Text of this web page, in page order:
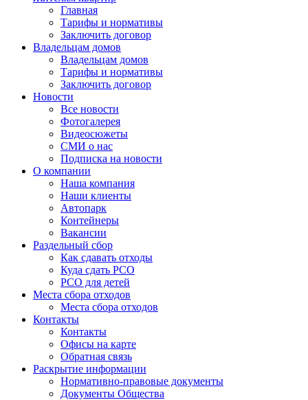
Главная
Тарифы и нормативы
Заключить договор
Владельцам домов
Владельцам домов
Тарифы и нормативы
Заключить договор
Новости
Все новости
Фотогалерея
Видеосюжеты
СМИ о нас
Подписка на новости
О компании
Наша компания
Наши клиенты
Автопарк
Контейнеры
Вакансии
Раздельный сбор
Как сдавать отходы
Куда сдать РСО
РСО для детей
Места сбора отходов
Места сбора отходов
Контакты
Контакты
Офисы на карте
Обратная связь
Раскрытие информации
Нормативно-правовые документы
Документы Общества